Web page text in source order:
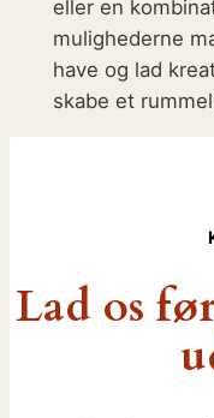
eller en
mulighederne
have og lad
skabe et
Lad os